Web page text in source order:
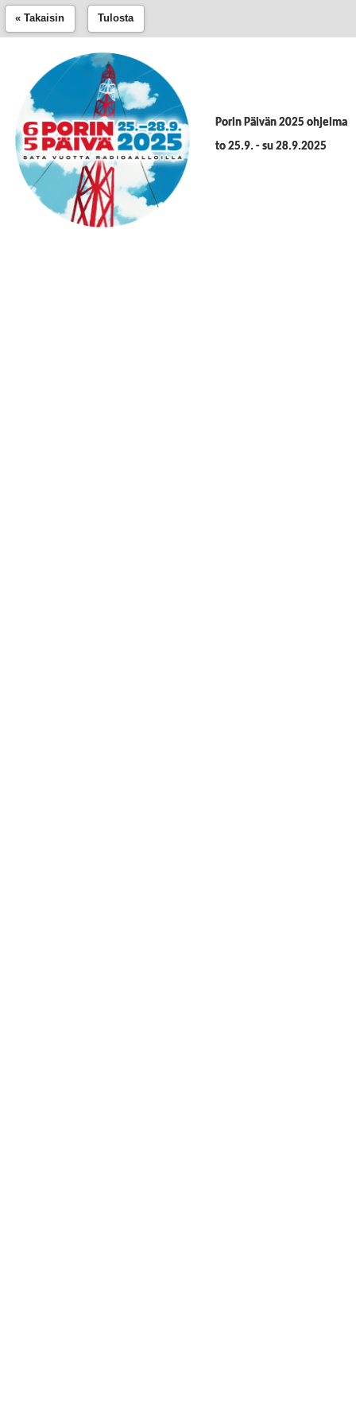
« Takaisin Tulosta
Porin Päivän 2025 ohjelma
to 25.9. - su 28.9.2025